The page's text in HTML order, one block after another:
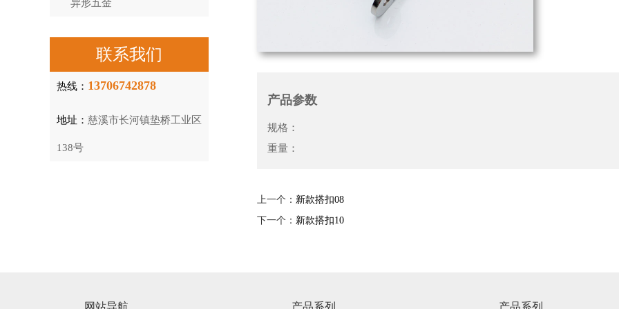
异形五金
联系我们
热线： 13706742878
地址： 慈溪市长河镇垫桥工业区
138号
产品参数
规格：
重量：
上一个： 新款搭扣08
下一个： 新款搭扣10
网站导航 产品系列 产品系列